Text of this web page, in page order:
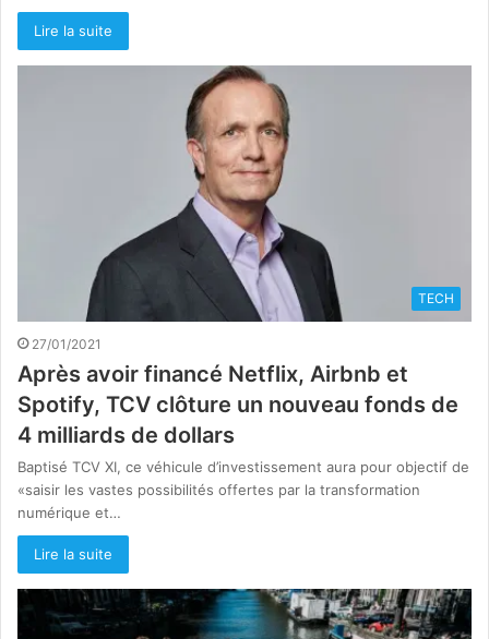
Lire la suite
TECH
27/01/2021
Après avoir financé Netflix, Airbnb et
Spotify, TCV clôture un nouveau fonds de
4 milliards de dollars
Baptisé TCV XI, ce véhicule d’investissement aura pour objectif de
«saisir les vastes possibilités offertes par la transformation
numérique et…
Lire la suite